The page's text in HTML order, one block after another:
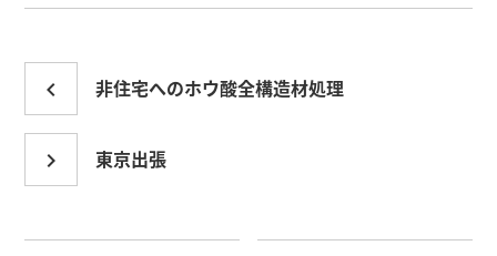
投
稿
ナ
navigate_next 東京出張
navigate_before 非住宅へのホウ酸全構造材処理